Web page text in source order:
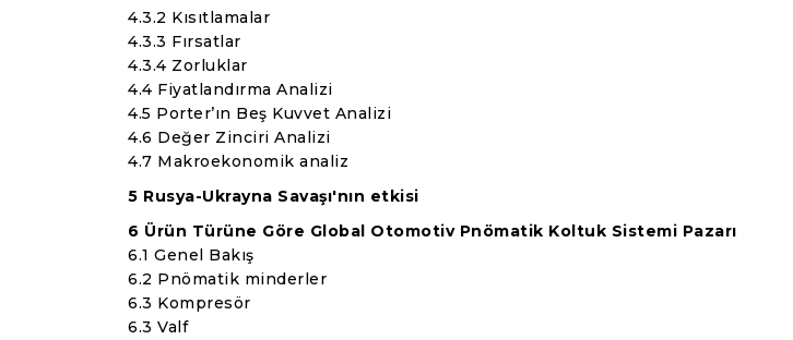
4.3.2 Kısıtlamalar
4.3.3 Fırsatlar
4.3.4 Zorluklar
4.4 Fiyatlandırma Analizi
4.5 Porter’ın Beş Kuvvet Analizi
4.6 Değer Zinciri Analizi
4.7 Makroekonomik analiz
5 Rusya-Ukrayna Savaşı'nın etkisi
6 Ürün Türüne Göre Global Otomotiv Pnömatik Koltuk Sistemi Pazarı
6.1 Genel Bakış
6.2 Pnömatik minderler
6.3 Kompresör
6.3 Valf